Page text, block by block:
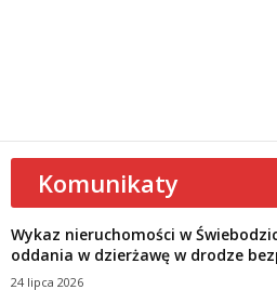
Komunikaty
Wykaz nieruchomości w
oddania w dzierżawę w drodze
24 lipca 2026